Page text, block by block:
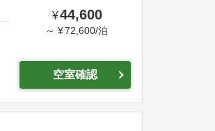
¥44,600
～ ¥72,600/泊
空室確認